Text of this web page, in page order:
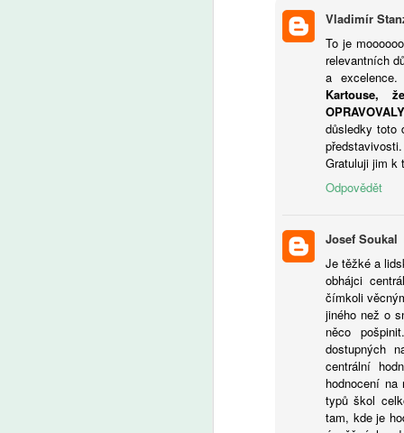
Vladimír
To je
relevantních
a excelence.
Kartouse,
důsledky toto
Gratuluji jim k
Odpovědět
Josef Soukal
Je těžké a
obhájci
čímkoli
jiného než o
něco
dostupných
centrální
hodnocení
typů škol
tam, kde je
a